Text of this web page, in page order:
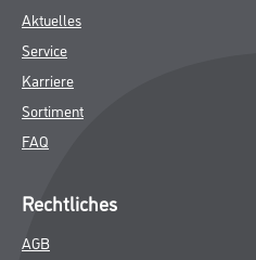
Aktuelles
Service
Karriere
Sortiment
FAQ
Rechtliches
AGB